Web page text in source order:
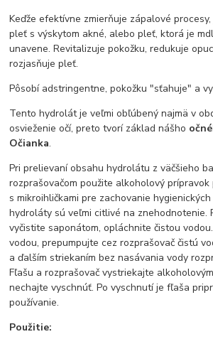
Keďže efektívne zmierňuje zápalové
pleť s výskytom akné, alebo pleť, ktorá je
unavene. Revitalizuje pokožku, redukuje
rozjasňuje pleť.
Pôsobí adstringentne, pokožku "sťahuje" a
Tento hydrolát je veľmi obľúbený najmä v
osvieženie očí, preto tvorí základ nášho
Očianka.
Pri prelievaní obsahu hydrolátu z väčšieho
rozprašovačom použite alkoholový
s mikroihličkami pre zachovanie
hydroláty sú veľmi citlivé na znehodnotenie.
vyčistite saponátom, opláchnite čistou
vodou, prepumpujte cez rozprašovač čistú
a ďalším striekaním bez nasávania vody
Fľašu a rozprašovač vystriekajte
nechajte vyschnúť. Po vyschnutí je fľaša
používanie.
Použitie: